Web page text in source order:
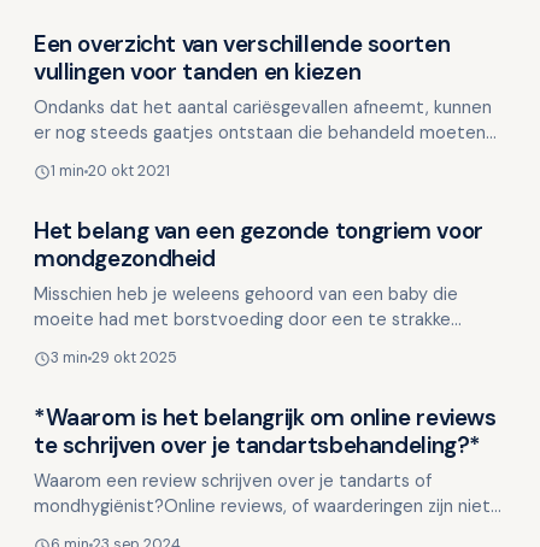
Kinderen en mondgezondheid
Een overzicht van verschillende soorten
vullingen voor tanden en kiezen
Ondanks dat het aantal cariësgevallen afneemt, kunnen
er nog steeds gaatjes ontstaan die behandeld moeten
…
1 min 20 okt 2021
Kinderen en mondgezondheid
Het belang van een gezonde tongriem voor
mondgezondheid
Misschien heb je weleens gehoord van een baby die
moeite had met borstvoeding door een te strakke
vaardigh…
3 min 29 okt 2025
Kinderen en mondgezondheid
*Waarom is het belangrijk om online reviews
te schrijven over je tandartsbehandeling?*
Waarom een review schrijven over je tandarts of
mondhygiënist?Online reviews, of waarderingen zijn niet